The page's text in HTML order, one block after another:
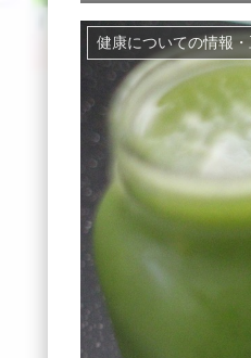
健康についての情報